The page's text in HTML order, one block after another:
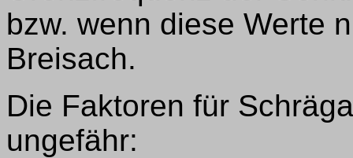
bzw. wenn diese Werte
Breisach.
Die Faktoren für
ungefähr: